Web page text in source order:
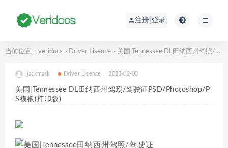
注册|登录
当前位置： veridocs > Driver Lisence > 美国|Tennessee DL田纳西州驾照/驾驶证PSD/Photoshop/PS模板(打印版)
jackmask Driver Lisence 2023-02-03
美国|Tennessee DL田纳西州驾照/驾驶证PSD/Photoshop/P
S模板(打印版)